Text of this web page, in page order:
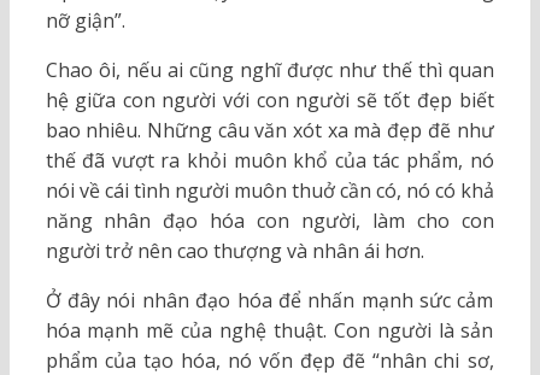
nỡ giận”.
Chao ôi, nếu ai cũng nghĩ được như thế thì quan
hệ giữa con người với con người sẽ tốt đẹp biết
bao nhiêu. Những câu văn xót xa mà đẹp đẽ như
thế đã vượt ra khỏi muôn khổ của tác phẩm, nó
nói về cái tình người muôn thuở cần có, nó có khả
năng nhân đạo hóa con người, làm cho con
người trở nên cao thượng và nhân ái hơn.
Ở đây nói nhân đạo hóa để nhấn mạnh sức cảm
hóa mạnh mẽ của nghệ thuật. Con người là sản
phẩm của tạo hóa, nó vốn đẹp đẽ “nhân chi sơ,